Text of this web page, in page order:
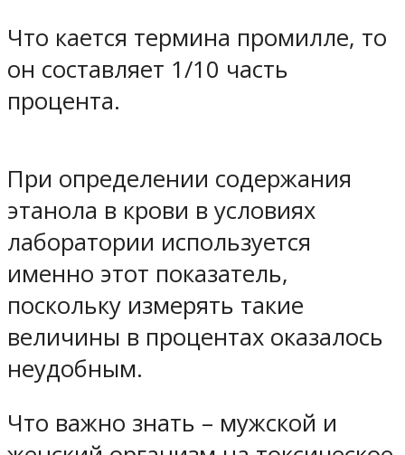
Что кается термина промилле, то
он составляет 1/10 часть
процента.
При определении содержания
этанола в крови в условиях
лаборатории используется
именно этот показатель,
поскольку измерять такие
величины в процентах оказалось
неудобным.
Что важно знать – мужской и